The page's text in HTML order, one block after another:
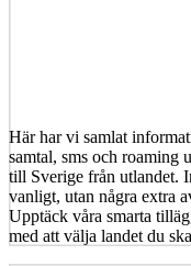
Här har vi samlat
samtal, sms och roaming
till Sverige från utlandet.
vanligt, utan några extra
Upptäck våra smarta
med att välja landet du